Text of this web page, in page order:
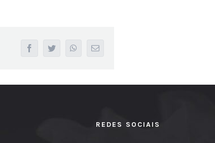
facebooktwitter whatsappEmail
REDES SOCIAIS